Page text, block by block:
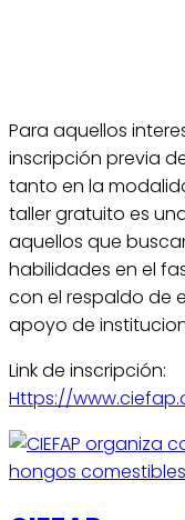
Para aquellos
inscripción previa
tanto en la
taller gratuito es
aquellos que
habilidades en el
con el respaldo de
apoyo de
Link de inscripción:
Https://